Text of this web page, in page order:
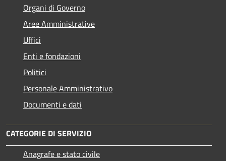
Organi di Governo
Aree Amministrative
Uffici
Enti e fondazioni
Politici
Personale Amministrativo
Documenti e dati
CATEGORIE DI SERVIZIO
Anagrafe e stato civile